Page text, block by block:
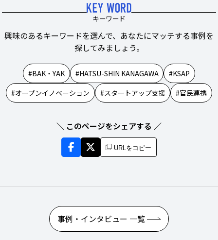
キーワード
興味のあるキーワードを選んで、あなたにマッチする事例を
探してみましょう。
BAK・YAK HATSU-SHIN KANAGAWA
KSAP
オープンイノベーション
スタートアップ支援 官民連携
＼ このページをシェアする ／
URLをコピー
事例・インタビュー 一覧